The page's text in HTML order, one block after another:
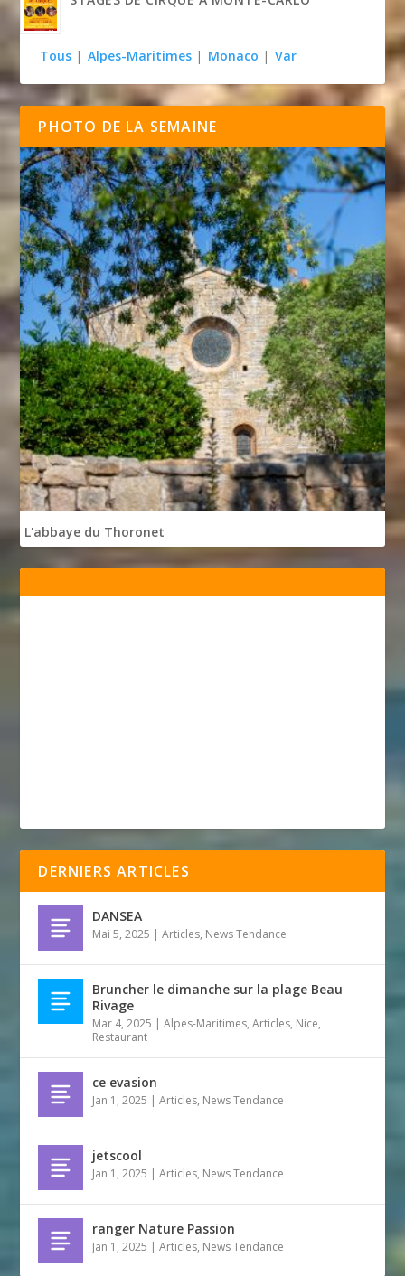
Tous | Alpes-Maritimes | Monaco | Var
PHOTO DE LA SEMAINE
L'abbaye du Thoronet
DERNIERS ARTICLES
DANSEA
Mai 5, 2025 |Articles, News Tendance
Bruncher le dimanche sur la plage Beau
Rivage
Mar 4, 2025 |Alpes-Maritimes,Articles, Nice,
Restaurant
ce evasion
Jan 1, 2025 |Articles, News Tendance
jetscool
Jan 1, 2025 |Articles, News Tendance
ranger Nature Passion
Jan 1, 2025 |Articles, News Tendance